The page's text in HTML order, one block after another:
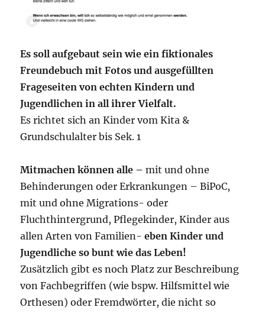
Es soll aufgebaut sein wie ein fiktionales
Freundebuch mit Fotos und ausgefüllten
Frageseiten von echten Kindern und
Jugendlichen in all ihrer Vielfalt.
Es richtet sich an Kinder vom Kita &
Grundschulalter bis Sek. 1
Mitmachen können alle –mit und ohne
Behinderungen oder Erkrankungen – BiPoC,
mit und ohne Migrations- oder
Fluchthintergrund, Pflegekinder, Kinder aus
allen Arten von Familien- eben Kinder und
Jugendliche so bunt wie das Leben!
Zusätzlich gibt es noch Platz zur Beschreibung
von Fachbegriffen (wie bspw. Hilfsmittel wie
Orthesen) oder Fremdwörter, die nicht so